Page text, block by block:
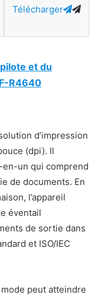
Télécharger
et du
R4640
d’impression
(dpi). Il
un qui comprend
de documents. En
l’appareil
éventail
de sortie dans
et ISO/IEC
peut atteindre